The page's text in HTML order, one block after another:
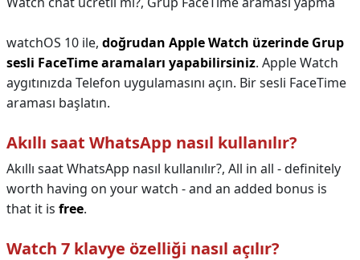
watchOS 10 ile, doğrudan Apple Watch üzerinde Grup
sesli FaceTime aramaları yapabilirsiniz. Apple Watch
aygıtınızda Telefon uygulamasını açın. Bir sesli FaceTime
araması başlatın.
Akıllı saat WhatsApp nasıl kullanılır?
Akıllı saat WhatsApp nasıl kullanılır?, All in all - definitely
worth having on your watch - and an added bonus is
that it is free.
Watch 7 klavye özelliği nasıl açılır?